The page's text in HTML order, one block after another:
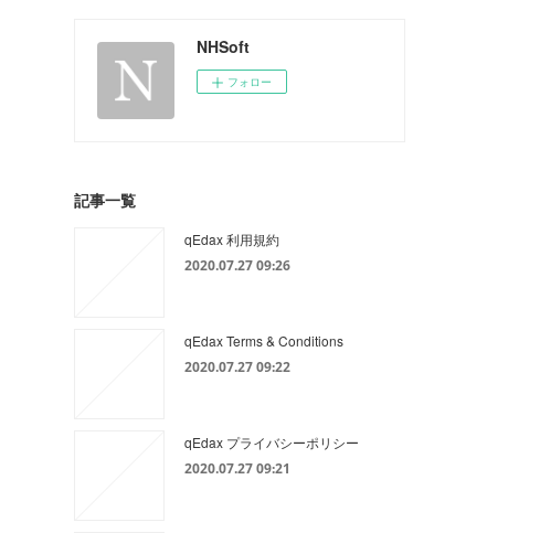
NHSoft
フォロー
記事一覧
qEdax 利用規約
2020.07.27 09:26
qEdax Terms & Conditions
2020.07.27 09:22
qEdax プライバシーポリシー
2020.07.27 09:21